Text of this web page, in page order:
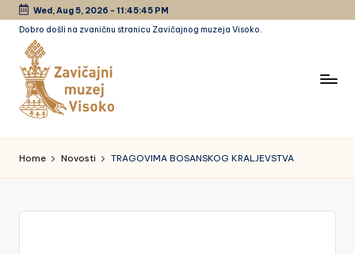
Skip
content
Wed, Aug 5, 2026 - 11:45:46 PM
Dobro došli na zvaničnu stranicu Zavičajnog muzeja Visoko.
a
vi
č
Home Novosti TRAGOVIMA BOSANSKOG KRALJEVSTVA